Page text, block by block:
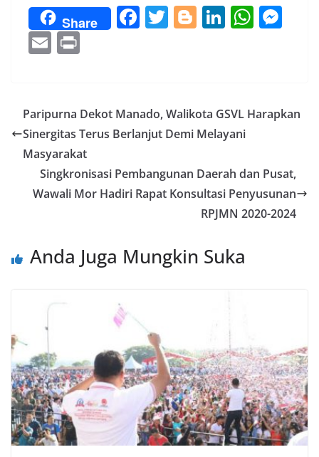
Share F
o
o
T Bl
er
Li
dI
n
W
A n
E
l
Paripurna Dekot Manado, Walikota GSVL Harapkan
Sinergitas Terus Berlanjut Demi Melayani
Masyarakat
Singkronisasi Pembangunan Daerah dan Pusat,
Wawali Mor Hadiri Rapat Konsultasi Penyusunan
RPJMN 2020-2024
Anda Juga Mungkin Suka